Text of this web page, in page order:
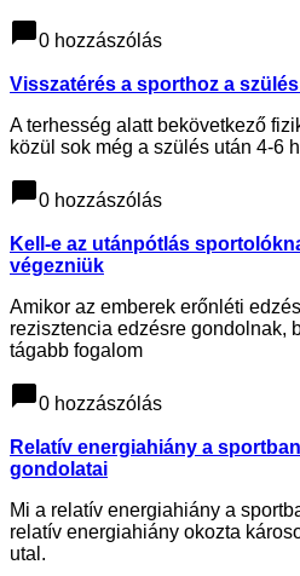
chat_bubble0 hozzászólás
Visszatérés a sporthoz a
A terhesség alatt bekövetkező
közül sok még a szülés után 4-6
chat_bubble0 hozzászólás
Kell-e az utánpótlás
végezniük
Amikor az emberek erőnléti
rezisztencia edzésre gondolnak,
tágabb fogalom
chat_bubble0 hozzászólás
Relatív energiahiány a
gondolatai
Mi a relatív energiahiány a
relatív energiahiány okozta
utal.